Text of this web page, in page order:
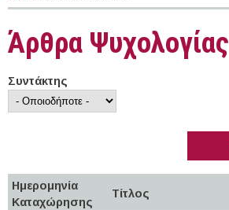
Άρθρα Ψυχολογίας
Συντάκτης
Ημερομηνία
Καταχώρησης
Τίτλος